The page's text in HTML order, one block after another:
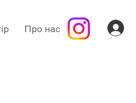
Про нас